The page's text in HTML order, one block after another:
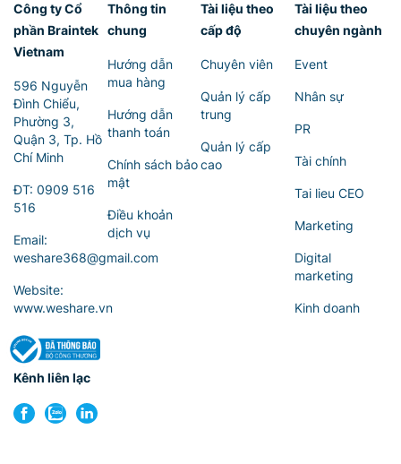
Công ty Cổ
phần Braintek
Vietnam
596 Nguyễn
Đình Chiểu,
Phường 3,
Quận 3, Tp. Hồ
Chí Minh
ĐT: 0909 516
516
Email:
weshare368@gmail.com
Website:
www.weshare.vn
Thông tin
chung
Hướng dẫn
mua hàng
Hướng dẫn
thanh toán
Chính sách bảo
mật
Điều khoản
dịch vụ
Tài liệu theo
cấp độ
Chuyên viên
Quản lý cấp
trung
Quản lý cấp
cao
Tài liệu theo
chuyên ngành
Event
Nhân sự
PR
Tài chính
Tai lieu CEO
Marketing
Digital
marketing
Kinh doanh
Kênh liên lạc